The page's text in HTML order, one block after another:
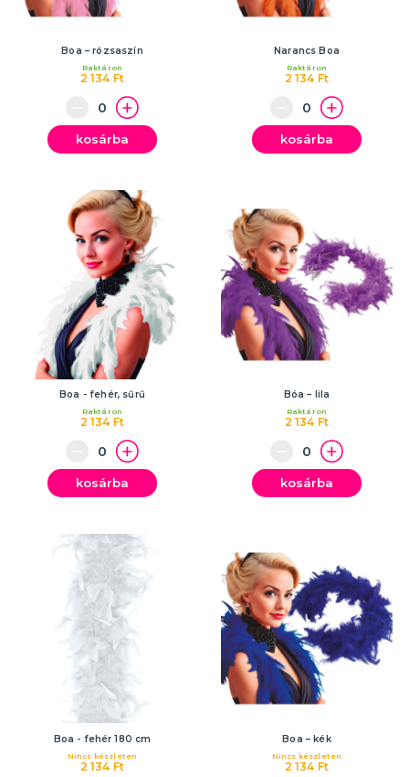
Boa – rózsaszín
2 134 Ft
Raktáron
kosárba
Narancs Boa
2 134 Ft
Raktáron
kosárba
Boa - fehér, sűrű
2 134 Ft
Raktáron
kosárba
Bóa – lila
2 134 Ft
Raktáron
kosárba
Boa - fehér 180 cm
2 134 Ft
Nincs készleten
Boa – kék
2 134 Ft
Nincs készleten